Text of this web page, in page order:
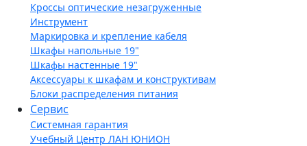
Кроссы оптические незагруженные
Инструмент
Маркировка и крепление кабеля
Шкафы напольные 19"
Шкафы настенные 19"
Аксессуары к шкафам и конструктивам
Блоки распределения питания
Сервис
Системная гарантия
Учебный Центр ЛАН ЮНИОН